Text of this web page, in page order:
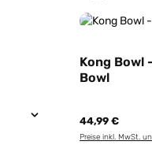
Kong Bowl
Bowl
44,99 €
Preise inkl. MwSt.